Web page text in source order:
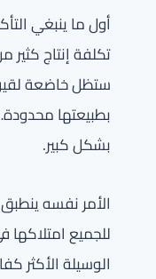
أول ما ينبغي
تكلفة إنتاج كثير
ستظل خاضعة
بطبيعتها
بشكل كبير.
الأمر نفسه
للجميع
الوسيلة الأكثر